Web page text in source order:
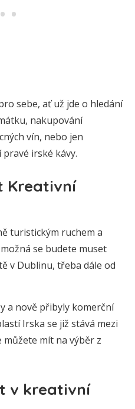
sebe, ať už jde o hledání
nakupování
vín, nebo jen
irské kávy.
Kreativní
turistickým ruchem a
se budete muset
v Dublinu, třeba dále od
a nově přibyly komerční
Irska se již stává mezi
mít na výběr z
v kreativní